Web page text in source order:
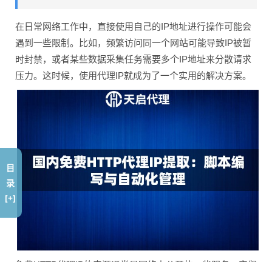
在日常网络工作中，直接使用自己的IP地址进行操作可能会
遇到一些限制。比如，频繁访问同一个网站可能导致IP被暂
时封禁，或者某些数据采集任务需要多个IP地址来分散请求
压力。这时候，使用代理IP就成为了一个实用的解决方案。
目
录
[+]